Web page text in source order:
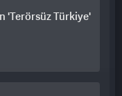
'Terörsüz Türkiye'